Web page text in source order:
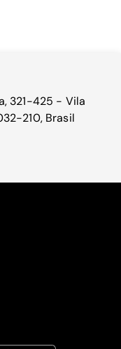
321-425 - Vila
210, Brasil